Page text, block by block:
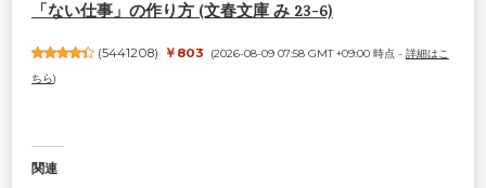
「ない仕事」の作り方 (文春文庫 み 23-6)
(5441208) ￥803 (2026-08-09 07:58 GMT +09:00 時点 - 詳細はこ
ちら)
関連